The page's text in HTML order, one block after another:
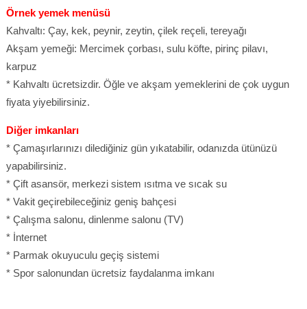
Örnek yemek menüsü
Kahvaltı: Çay, kek, peynir, zeytin, çilek reçeli, tereyağı
Akşam yemeği: Mercimek çorbası, sulu köfte, pirinç pilavı,
karpuz
* Kahvaltı ücretsizdir. Öğle ve akşam yemeklerini de çok uygun
fiyata yiyebilirsiniz.
Diğer imkanları
* Çamaşırlarınızı dilediğiniz gün yıkatabilir, odanızda ütünüzü
yapabilirsiniz.
* Çift asansör, merkezi sistem ısıtma ve sıcak su
* Vakit geçirebileceğiniz geniş bahçesi
* Çalışma salonu, dinlenme salonu (TV)
* İnternet
* Parmak okuyuculu geçiş sistemi
* Spor salonundan ücretsiz faydalanma imkanı